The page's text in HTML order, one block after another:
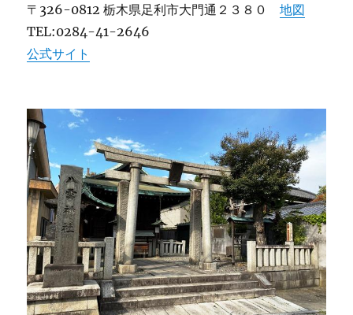
〒326-0812 栃木県足利市大門通２３８０地図
TEL:0284-41-2646
公式サイト